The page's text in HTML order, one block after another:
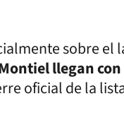
sobre
llegan
oficial de la